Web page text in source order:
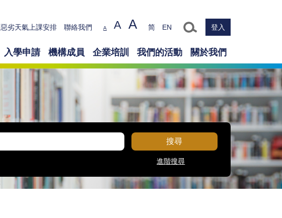
惡劣天氣上課安排 聯絡我們 Text size
A A A 简 EN 登入
入學申請 機構成員 企業培訓 我們的活動 關於我們
搜尋
進階搜尋